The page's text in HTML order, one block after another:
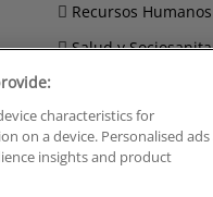
Recursos Humanos
Salud y
characteristics for
on a device. Personalised ads
insights and product